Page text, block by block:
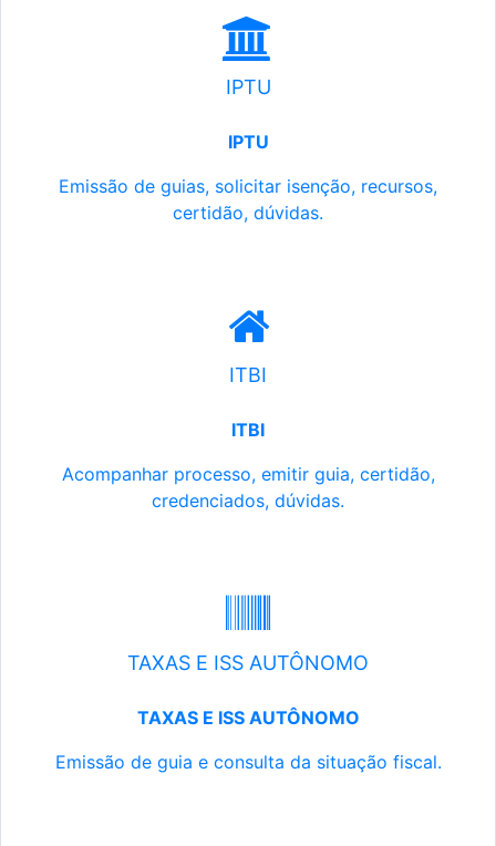
IPTU
IPTU
Emissão de guias, solicitar isenção, recursos,
certidão, dúvidas.
ITBI
ITBI
Acompanhar processo, emitir guia, certidão,
credenciados, dúvidas.
TAXAS E ISS AUTÔNOMO
TAXAS E ISS AUTÔNOMO
Emissão de guia e consulta da situação fiscal.